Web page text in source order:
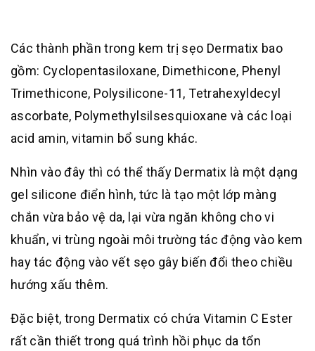
Các thành phần trong kem trị sẹo Dermatix bao
gồm: Cyclopentasiloxane, Dimethicone, Phenyl
Trimethicone, Polysilicone-11, Tetrahexyldecyl
ascorbate, Polymethylsilsesquioxane và các loại
acid amin, vitamin bổ sung khác.
Nhìn vào đây thì có thể thấy Dermatix là một dạng
gel silicone điển hình, tức là tạo một lớp màng
chắn vừa bảo vệ da, lại vừa ngăn không cho vi
khuẩn, vi trùng ngoài môi trường tác động vào kem
hay tác động vào vết sẹo gây biến đổi theo chiều
hướng xấu thêm.
Đặc biệt, trong Dermatix có chứa Vitamin C Ester
rất cần thiết trong quá trình hồi phục da tổn